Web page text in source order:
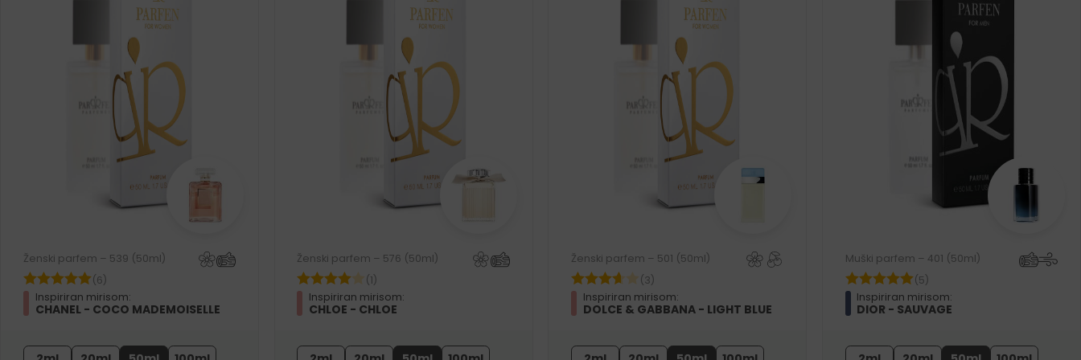
Ženski parfem – 539 (50ml)
(6)
Inspiriran mirisom:
CHANEL - COCO MADEMOISELLE
Ženski parfem – 576 (50ml)
(1)
Inspiriran mirisom:
CHLOE - CHLOE
Ženski parfem – 501 (50ml)
(3)
Inspiriran mirisom:
DOLCE & GABBANA - LIGHT BLUE
Muški parfem – 401 (50ml)
(5)
Inspiriran mirisom:
DIOR - SAUVAGE